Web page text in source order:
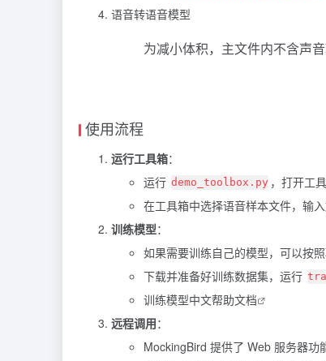
语音转语音模型
为减小体积，主文件内不含声
使用流程
运行工具箱：
运行 demo_toolbox.py ，打开工
在工具箱中选择语音样本文件，输
训练模型：
如果需要训练自己的模型，可以按
下载并准备好训练数据集，运行
训练模型中文帮助文档
远程调用：
MockingBird 提供了 Web 服务器功